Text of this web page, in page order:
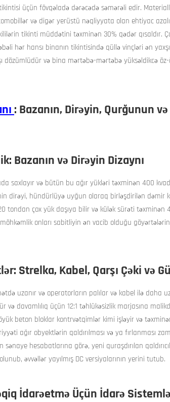
üçün fövqəladə dərəcədə səmərəli edir.
və digər yerüstü nəqliyyata olan ehtiyac
tikinti müddətini təxminən 30% qədər qısaldır.
hər hansı binanın tikintisində qüllə vinçləri ən
və bina mərtəbə-mərtəbə yüksəldikcə
: Bazanın, Dirəyin, Qurğunun
Bazanın və Dirəyin Dizaynı
saxlayır və bütün bu ağır yükləri təxminən 400
dirəyi, hündürlüyə uyğun olaraq birləşdirilən
tondan çox yük daşıya bilir və külək sürəti təxminən
onları sabitliyin ən vacib olduğu
Strelka, Kabel, Qarşı Çəki və
uzanır və operatorların palılar və kabel ilə daha
və davamlılıq üçün 12:1 təhlükəsizlik marjasına
beton bloklar kontrvətqimlər kimi işləyir və
ağır obyektlərin qaldırılması və ya fırlanması
hesabatlarına görə, yeni quraşdırılan
əvvəllər yayılmış DC versiyalarının yerini tutub.
İdarəetmə Üçün İdarə